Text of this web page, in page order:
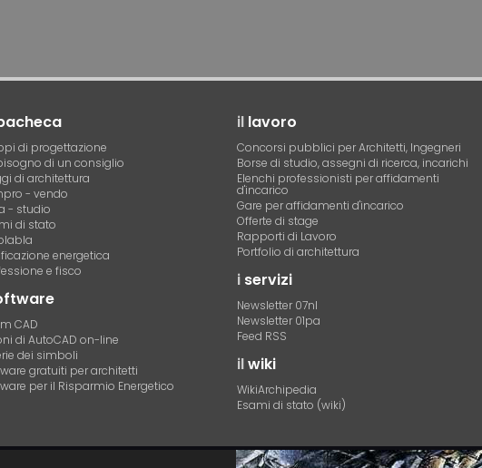
di progettazione
di un consiglio
di architettura
- vendo
- studio
di stato
energetica
e fisco
CAD
di AutoCAD on-line
dei simboli
gratuiti per architetti
per il Risparmio Energetico
il lavoro
Concorsi pubblici per Architetti, Ingegneri
Borse di studio, assegni di ricerca, incarichi
Elenchi professionisti per affidamenti
d'incarico
Gare per affidamenti d'incarico
Offerte di stage
Rapporti di Lavoro
Portfolio di architettura
i servizi
Newsletter 07nl
Newsletter 01pa
Feed RSS
ilwiki
WikiArchipedia
Esami di stato (wiki)